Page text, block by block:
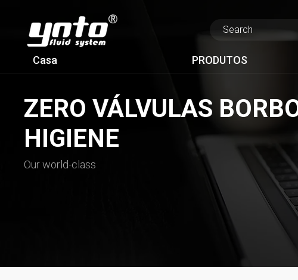
Casa PRODUTOS
ZERO VÁLVULAS
HIGIENE
Our world-class